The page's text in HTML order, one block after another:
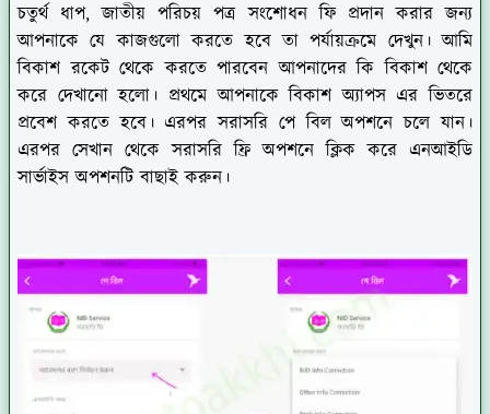
চতুর্থ ধাপ,জাতীয় পরিচয় পত্র সংশোধন ফি প্রদান করার জন্য
আপনাকে যে কাজগুলো করতে হবে তা পর্যায়ক্রমে দেখুন। আমি
বিকাশ রকেট থেকে করতে পারবেন আপনাদের কি বিকাশ থেকে
করে দেখানো হলো। প্রথমে আপনাকে বিকাশ অ্যাপস এর ভিতরে
প্রবেশ করতে হবে। এরপর সরাসরি পে বিল অপশনে চলে যান।
এরপর সেখান থেকে সরাসরি ফ্রি অপশনে ক্লিক করে এনআইডি
সার্ভাইস অপশনটি বাছাই করুন।